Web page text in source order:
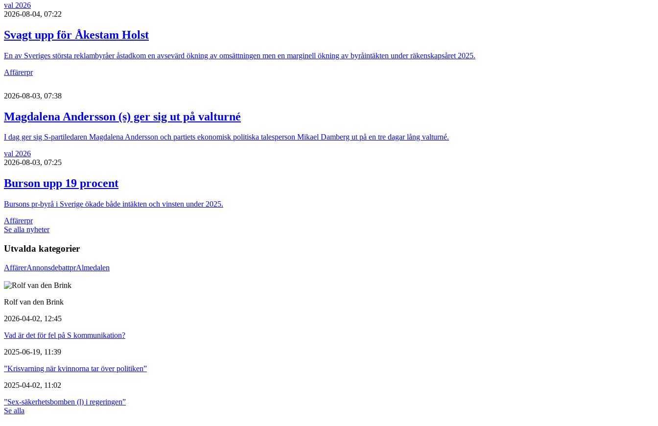
val 2026
2026-08-04, 07:22
Svagt upp för Åkestam Holst
En av Sveriges största reklambyråer åstadkom en avsevärd ökning av omsättningen men en marginell ökning av byråintäkten under räkenskapsåret 2025.
Affärerpr
2026-08-03, 07:38
Magdalena Andersson (s) ger sig ut på valturné
I dag ger sig S-partiledaren Magdalena Andersson och partiets ekonomisk politiska talesperson Mikael Damberg ut på en tre dagar lång valturné.
val 2026
2026-08-03, 07:25
Burson upp 19 procent
Bursons pr-byrå i Sverige ökade både intäkten och vinsten under 2025.
Affärerpr
Se alla nyheter
Utvalda kategorier
AffärerAnnonsdebattprAlmedalen
Rolf van den Brink
2026-04-02, 12:45
Vad är det för fel på S kommunikation?
2025-06-19, 11:39
”Krisvarning när kvinnorna tar över politiken”
2025-04-02, 11:02
”Sex-säkerhetsbomben (l) i regeringen”
Se alla